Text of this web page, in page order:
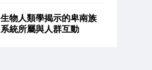
生物人類學揭示的卑南族
系統所屬與人群互動